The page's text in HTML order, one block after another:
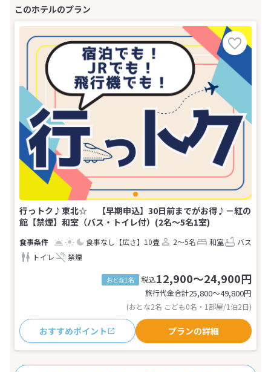
行っトク♪東北☆ 【早期申込】30日前までがお得♪－紅の
館【禁煙】和室（バス・トイレ付）(2名～5名1室)
食事なし 【広さ】10畳 2～5名 和室
バス
トイレ
禁煙
おとな1名 税込12,900～24,900円
旅行代金合計25,800〜49,800円
(おとな2名 こども0名・1部屋/1泊2日)
おすすめポイント プランの詳細